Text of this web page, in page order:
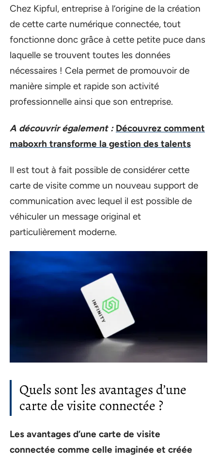
Chez Kipful, entreprise à l’origine de la création
de cette carte numérique connectée, tout
fonctionne donc grâce à cette petite puce dans
laquelle se trouvent toutes les données
nécessaires ! Cela permet de promouvoir de
manière simple et rapide son activité
professionnelle ainsi que son entreprise.
A découvrir également : Découvrez comment
maboxrh transforme la gestion des talents
Il est tout à fait possible de considérer cette
carte de visite comme un nouveau support de
communication avec lequel il est possible de
véhiculer un message original et
particulièrement moderne.
Quels sont les avantages d’une
carte de visite connectée ?
Les avantages d’une carte de visite
connectée comme celle imaginée et créée